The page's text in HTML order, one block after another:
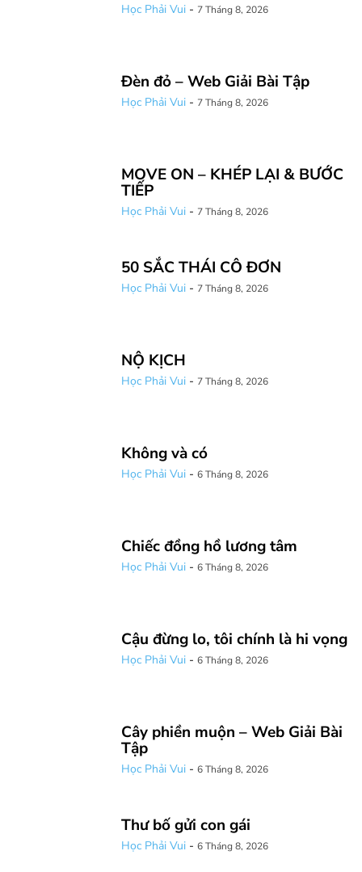
Học Phải Vui - 7 Tháng 8, 2026
Đèn đỏ – Web Giải Bài Tập
Học Phải Vui - 7 Tháng 8, 2026
MOVE ON – KHÉP LẠI & BƯỚC
TIẾP
Học Phải Vui - 7 Tháng 8, 2026
50 SẮC THÁI CÔ ĐƠN
Học Phải Vui - 7 Tháng 8, 2026
NỘ KỊCH
Học Phải Vui - 7 Tháng 8, 2026
Không và có
Học Phải Vui - 6 Tháng 8, 2026
Chiếc đồng hồ lương tâm
Học Phải Vui - 6 Tháng 8, 2026
Cậu đừng lo, tôi chính là hi vọng
Học Phải Vui - 6 Tháng 8, 2026
Cây phiền muộn – Web Giải Bài
Tập
Học Phải Vui - 6 Tháng 8, 2026
Thư bố gửi con gái
Học Phải Vui - 6 Tháng 8, 2026